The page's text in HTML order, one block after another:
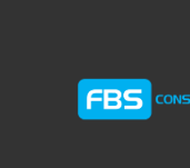
Protheus
TOTVS